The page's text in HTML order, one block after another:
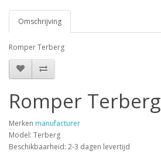
Omschrijving
Romper Terberg
Romper Terberg
Merken manufacturer
Model: Terberg
Beschikbaarheid: 2-3 dagen levertijd